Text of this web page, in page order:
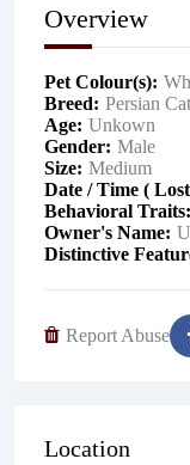
Overview
Pet Colour(s)
Breed
Persian Cat
Age Unkown
Gender Male
Size Medium
Date / Time (
Behavioral Traits
Owner's Name
Distinctive
Report Abuse
Location